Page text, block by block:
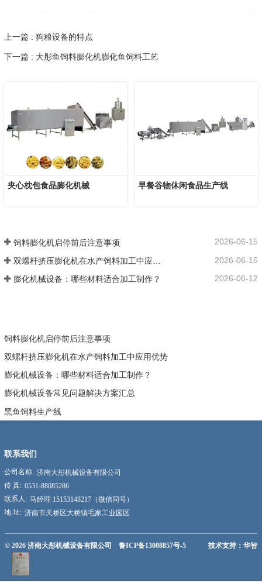
上一篇 : 狗粮设备的特点
下一篇 : 大彤鱼饲料膨化机膨化鱼饲料工艺
夹心枕包食品膨化机械 早餐谷物休闲食品生产线
饲料膨化机启停前后注意事项 2026-06-15
2026-06-15
膨化机械设备：哪些材料适合加工制作？ 2026-06-12
饲料膨化机启停前后注意事项
双螺杆挤压膨化机在水产饲料加工中应用优势
膨化机械设备：哪些材料适合加工制作？
膨化机械设备常见问题解决方案汇总
黑鱼饲料生产线
联系我们
公司名称: 济南大彤机械设备有限公司
传 真: 0531-88085286
联系人: 马经理 15153148217（微信同号）
地 址: 济南市天桥区大桥镇毛家工业园区
© 2026 济南大彤机械设备有限公司 技术支持：华智
鲁ICP备13008857号-5